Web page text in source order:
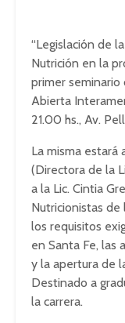
“Legislación de
Nutrición en la
primer seminario
Abierta
21.00 hs., Av.
La misma estará
(Directora de la
a la Lic. Cintia
Nutricionistas de
los requisitos
en Santa Fe, las
y la apertura de
Destinado a
la carrera.